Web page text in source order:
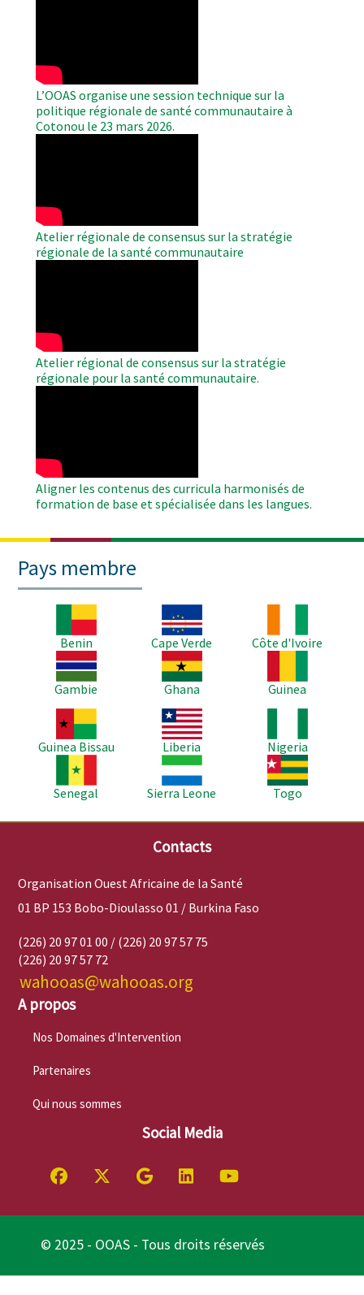
L’OOAS organise une session technique sur la
politique régionale de santé communautaire à
Cotonou le 23 mars 2026.
Atelier régionale de consensus sur la stratégie
régionale de la santé communautaire
Atelier régional de consensus sur la stratégie
régionale pour la santé communautaire.
Aligner les contenus des curricula harmonisés de
formation de base et spécialisée dans les langues.
Pays membre
Benin
Image
Cape Verde
Côte d'Ivoire
Image
Gambie
Image
Ghana
Guinea
Image
Guinea Bissau
Image
Liberia
Nigeria
Senegal
Image
Sierra Leone
Image
Togo
Contacts
Organisation Ouest Africaine de la Santé
01 BP 153 Bobo-Dioulasso 01 / Burkina Faso
(226) 20 97 01 00 / (226) 20 97 57 75
(226) 20 97 57 72
wahooas@wahooas.org
A propos
Nos Domaines d'Intervention
Partenaires
Qui nous sommes
Social Media
© 2025 - OOAS - Tous droits réservés